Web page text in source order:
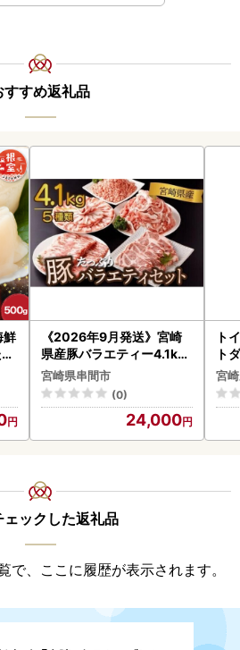
すすめ返礼品
鮮
《2026年9月発送》宮崎
県産豚バラエティー4.1kg
セット_K033-057-2609
宮崎県串間市
(0)
24,000
ト
ト
速
宮
ェックした返礼品
で、ここに履歴が表示されます。